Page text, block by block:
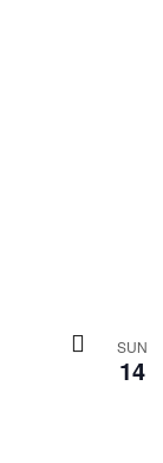
SUN
14